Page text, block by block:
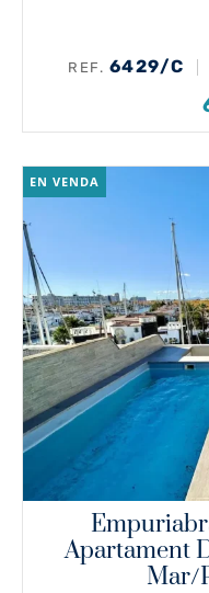
REF. 6429/C
EN VENDA
Apartament
Mar/